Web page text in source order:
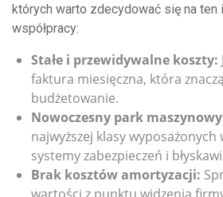
których warto zdecydować się na ten
współpracy:
Stałe i przewidywalne koszty:
faktura miesięczna, która
budżetowanie.
Nowoczesny park
najwyższej klasy wyposażonych
systemy zabezpieczeń i
Brak kosztów amortyzacji: